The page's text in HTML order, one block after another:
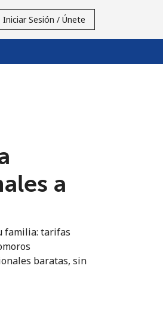
Iniciar Sesión / Únete
a
familia: tarifas
baratas, sin